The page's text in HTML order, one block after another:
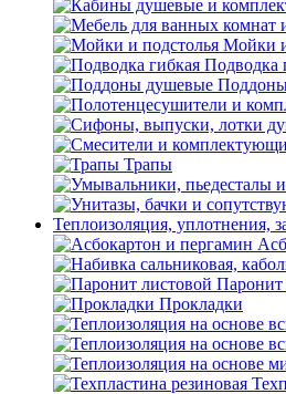
Мойки
Подводка
Трапы
Теплоизоляция, уплотнения,
Паронит
Прокладки